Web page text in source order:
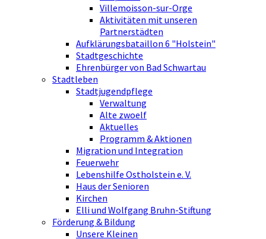
Villemoisson-sur-Orge
Aktivitäten mit unseren
Partnerstädten
Aufklärungsbataillon 6 "Holstein"
Stadtgeschichte
Ehrenbürger von Bad Schwartau
Stadtleben
Stadtjugendpflege
Verwaltung
Alte zwoelf
Aktuelles
Programm & Aktionen
Migration und Integration
Feuerwehr
Lebenshilfe Ostholstein e. V.
Haus der Senioren
Kirchen
Elli und Wolfgang Bruhn-Stiftung
Förderung & Bildung
Unsere Kleinen